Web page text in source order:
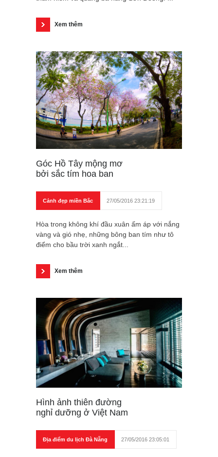
Xem thêm
Góc Hồ Tây mộng mơ
bởi sắc tím hoa ban
Cảnh đẹp miền Bắc 27/05/2016 23:21:19
Hòa trong không khí đầu xuân ấm áp với nắng
vàng và gió nhẹ, những bông ban tím như tô
điểm cho bầu trời xanh ngắt...
Xem thêm
Hình ảnh thiên đường
nghỉ dưỡng ở Việt Nam
Địa điểm du lịch Đà Nẵng 27/05/2016 23:05:01